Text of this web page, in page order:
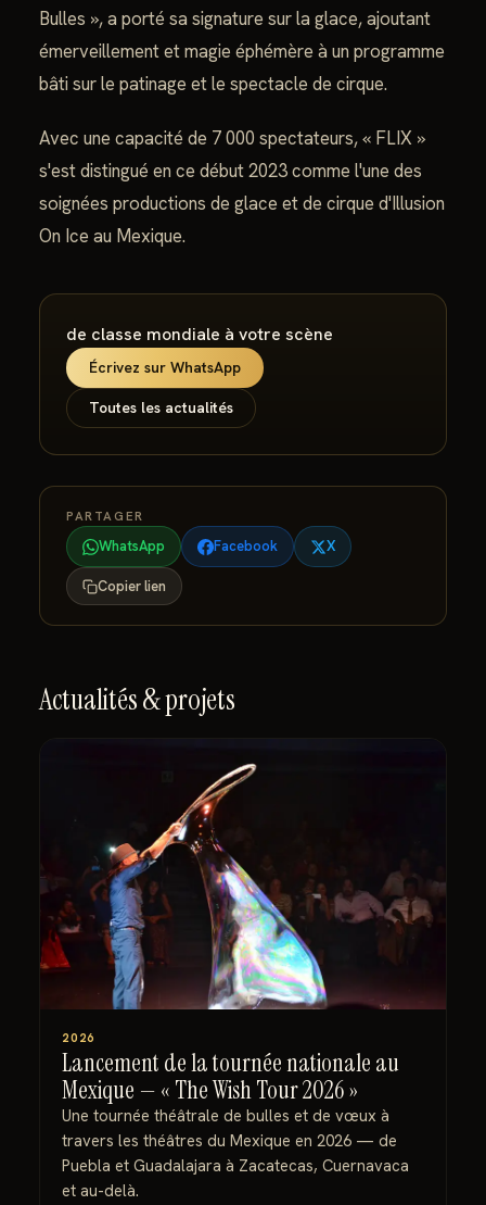
Bulles », a porté sa signature sur la glace, ajoutant
émerveillement et magie éphémère à un programme
bâti sur le patinage et le spectacle de cirque.
Avec une capacité de 7 000 spectateurs, « FLIX »
s'est distingué en ce début 2023 comme l'une des
soignées productions de glace et de cirque d'Illusion
On Ice au Mexique.
de classe mondiale à votre scène
Écrivez sur WhatsApp
Toutes les actualités
PARTAGER
WhatsApp Facebook X
Copier lien
Actualités & projets
2026
Lancement de la tournée nationale au
Mexique — « The Wish Tour 2026 »
Une tournée théâtrale de bulles et de vœux à
travers les théâtres du Mexique en 2026 — de
Puebla et Guadalajara à Zacatecas, Cuernavaca
et au-delà.